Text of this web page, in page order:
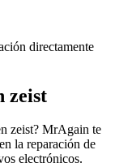
directamente
zeist
zeist? MrAgain te
la reparación de
electrónicos.